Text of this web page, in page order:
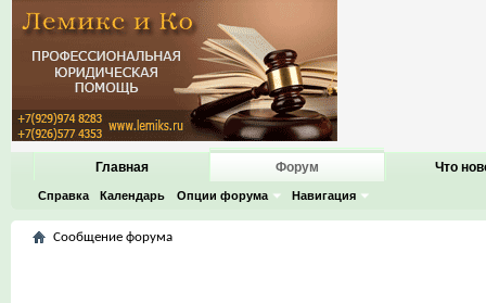
Главная Форум
Справка Календарь Опции форума Навигация
Что
Сообщение форума